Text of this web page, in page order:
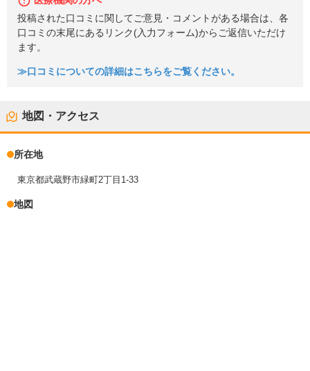
投稿された口コミに関してご意見・コメントがある場合は、各
口コミの末尾にあるリンク(入力フォーム)からご返信いただけ
ます。
≫口コミについての詳細はこちらをご覧ください。
地図・アクセス
所在地
東京都武蔵野市緑町2丁目1-33
地図